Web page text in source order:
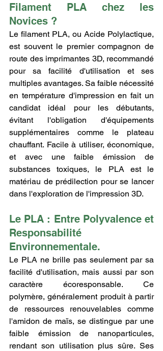
Filament PLA chez les
Novices ?
Le filament PLA, ou Acide Polylactique,
est souvent le premier compagnon de
route des imprimantes 3D, recommandé
pour sa facilité d'utilisation et ses
multiples avantages. Sa faible nécessité
en température d'impression en fait un
candidat idéal pour les débutants,
évitant l'obligation d'équipements
supplémentaires comme le plateau
chauffant. Facile à utiliser, économique,
et avec une faible émission de
substances toxiques, le PLA est le
matériau de prédilection pour se lancer
dans l'exploration de l'impression 3D.
Le PLA : Entre Polyvalence et
Responsabilité
Environnementale.
Le PLA ne brille pas seulement par sa
facilité d'utilisation, mais aussi par son
caractère écoresponsable. Ce
polymère, généralement produit à partir
de ressources renouvelables comme
l'amidon de maïs, se distingue par une
faible émission de nanoparticules,
rendant son utilisation plus sûre. Ses